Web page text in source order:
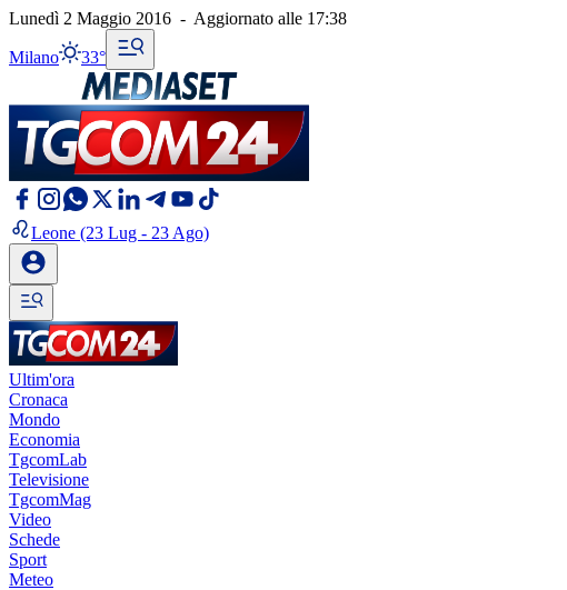
Lunedì 2 Maggio 2016 - Aggiornato alle 17:38
Milano 33°
Leone (23 Lug - 23 Ago)
Ultim'ora
Cronaca
Mondo
Economia
TgcomLab
Televisione
TgcomMag
Video
Schede
Sport
Meteo